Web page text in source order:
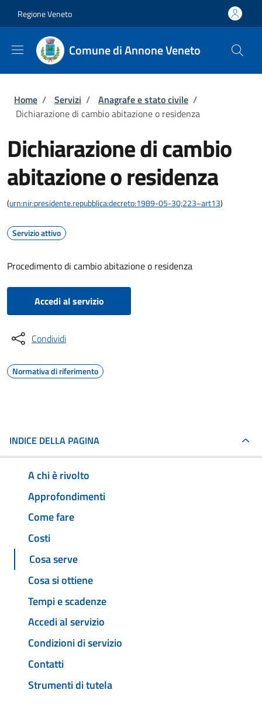
Regione Veneto
Comune di Annone Veneto
Briciole di pane
Home / Servizi / Anagrafe e stato civile /
Dichiarazione di cambio abitazione o residenza
Dichiarazione di cambio
abitazione o residenza
(urn:nir:presidente.repubblica:decreto:1989-05-30;223~art13)
Servizio attivo
Procedimento di cambio abitazione o residenza
Accedi al servizio
Condividi
Normativa di riferimento
INDICE DELLA PAGINA
A chi è rivolto
Approfondimenti
Come fare
Costi
Cosa serve
Cosa si ottiene
Tempi e scadenze
Accedi al servizio
Condizioni di servizio
Contatti
Strumenti di tutela